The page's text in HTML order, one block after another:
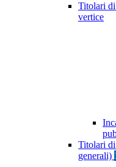
Titolari
vertice
Titolari
generali)